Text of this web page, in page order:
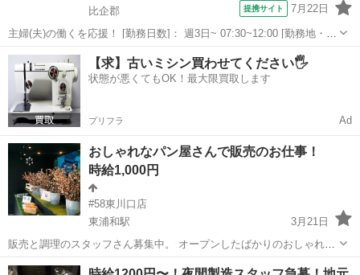
比企郡
提携サイト 7月22日
主婦(夫)の働くを応援！ [勤務日数]： 週3日~ 07:30~12:00 [勤務地・最
寄駅]： 埼玉県比企郡嵐山町平沢土地区画整理地内31街区10 ヤオコ
ー 嵐山バイパス店 ＜株式会社ヤオコー＞ 武蔵嵐山駅徒歩15分...
埼玉 比企郡 パン
【求】古いミシン買わせてください🖐️
状態が悪くてもOK！最大限買取します
プリフラ Ad
おしゃれなパン屋さんで販売のお仕事！
時給1,000円
#58東川口店
東浦和駅
3月21日
販売と調理のスタッフさん募集中。 オープンしたばかりのおしゃれな
パン屋さんです。 黒の生食パン。で有名な#58東浦和です。 とにかく
埼玉 さいたま市 東浦和駅 パン スタッフ